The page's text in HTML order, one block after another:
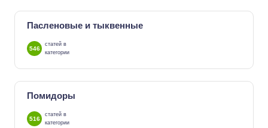
Пасленовые и тыквенные
546
статей в
категории
Помидоры
516
статей в
категории